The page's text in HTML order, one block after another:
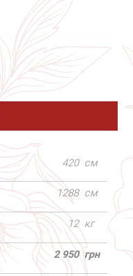
420 см
1288 см
12 кг
2 950 грн